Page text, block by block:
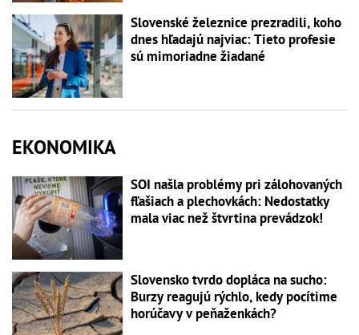
Slovenské železnice prezradili, koho
dnes hľadajú najviac: Tieto profesie
sú mimoriadne žiadané
EKONOMIKA
SOI našla problémy pri zálohovaných
fľašiach a plechovkách: Nedostatky
mala viac než štvrtina prevádzok!
Slovensko tvrdo dopláca na sucho:
Burzy reagujú rýchlo, kedy pocítime
horúčavy v peňaženkách?